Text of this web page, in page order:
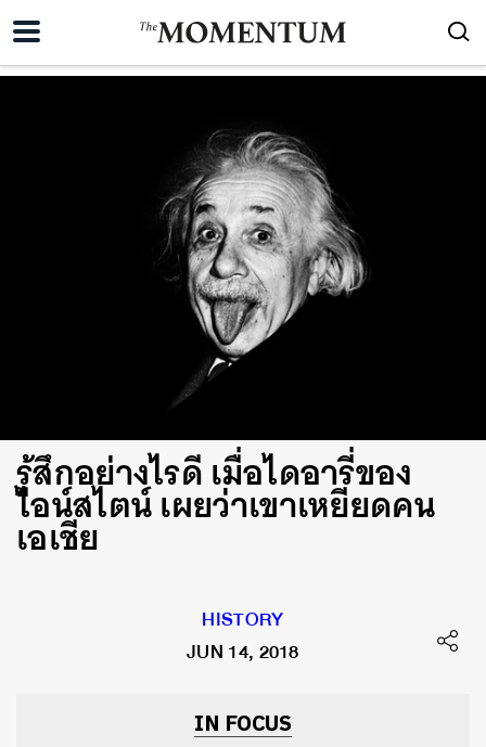
รู้สึกอย่างไรดี เมื่อไดอารี่ของ
ไอน์สไตน์ เผยว่าเขาเหยียดคน
เอเชีย
HISTORY
JUN 14, 2018
IN FOCUS